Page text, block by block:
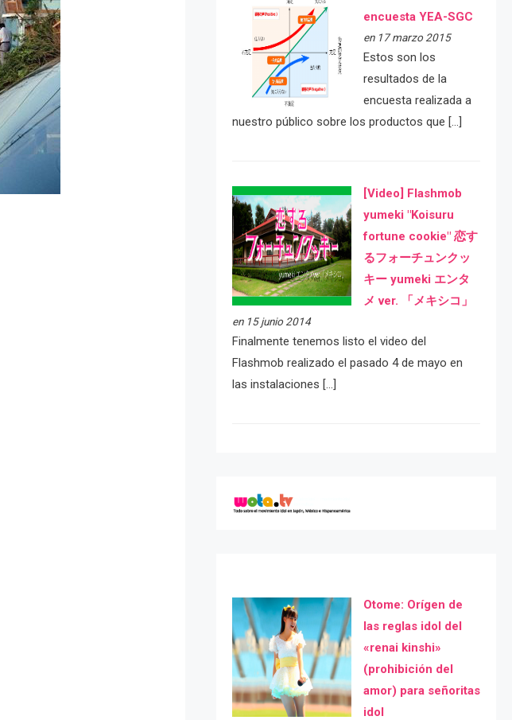
encuesta YEA-SGC
en 17 marzo 2015
Estos son los
resultados de la
encuesta realizada a
nuestro público sobre los productos que […]
[Video] Flashmob
yumeki "Koisuru
fortune cookie" 恋す
るフォーチュンクッ
キー yumeki エンタ
メ ver. 「メキシコ」
en 15 junio 2014
Finalmente tenemos listo el video del
Flashmob realizado el pasado 4 de mayo en
las instalaciones […]
Otome: Orígen de
las reglas idol del
«renai kinshi»
(prohibición del
amor) para señoritas
idol